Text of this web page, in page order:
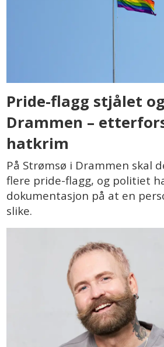
Pride-flagg stjålet
Drammen –
hatkrim
På Strømsø i Drammen skal
flere pride-flagg, og politiet
dokumentasjon på at en
slike.